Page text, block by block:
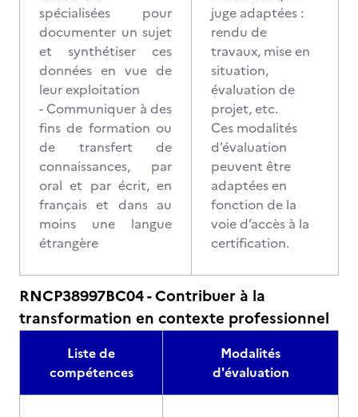
spécialisées pour
documenter un sujet
et synthétiser ces
données en vue de
leur exploitation
- Communiquer à des
fins de formation ou
de transfert de
connaissances, par
oral et par écrit, en
français et dans au
moins une langue
étrangère
juge adaptées :
rendu de
travaux, mise en
situation,
évaluation de
projet, etc.
Ces modalités
d’évaluation
peuvent être
adaptées en
fonction de la
voie d’accès à la
certification.
RNCP38997BC04 - Contribuer à la
transformation en contexte professionnel
Liste de
compétences
Modalités
d'évaluation